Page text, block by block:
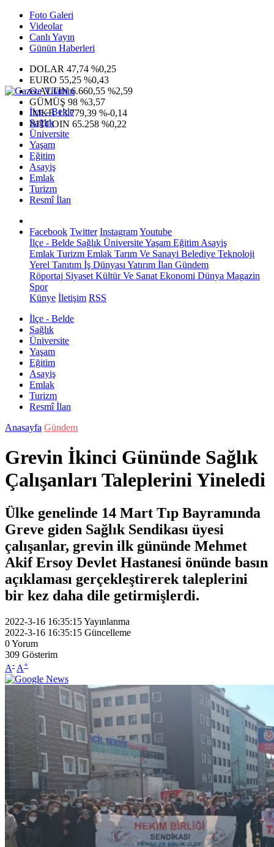
Foto Galeri
Videolar
Canlı Yayın
Günün Haberleri
DOLAR 47,74 %0,25
EURO 55,25 %0,43
G.ALTIN6.660,55 %2,59
GÜMÜŞ 98 %3,57
IMKB13.779,39 %-0,14
BITCOIN 65.258 %0,22
İlçe - Belde
Sağlık
Üniversite
Yaşam
Eğitim
Asayiş
Emlak
Turizm
Resmî İlan
Facebook Twitter InstagramYoutube
İlçe - Belde Sağlık ÜniversiteYaşam Eğitim Asayiş
Emlak Turizm Emlak Tarım Ve Sanayi Belediye Teknoloji
Yerel Tanıtım İş Dünyası Yatırım İlan Gündem
Röportaj Siyaset Kültür Ve Sanat Ekonomi Dünya Magazin
Spor
Künye İletişim RSS
İlçe - Belde
Sağlık
Üniversite
Yaşam
Eğitim
Asayiş
Emlak
Turizm
Resmî İlan
Anasayfa Gündem
Grevin İkinci Gününde Sağlık
Çalışanları Taleplerini Yineledi
Ülke genelinde 14 Mart Tıp Bayramında
Greve giden Sağlık Sendikası üyesi
çalışanlar, grevin ilk gününde Mehmet
Akif Ersoy Devlet Hastanesi önünde basın
açıklaması gerçekleştirerek taleplerini
bir kez daha dile getirmişlerdi.
2022-3-16 16:35:15Yayınlanma
2022-3-16 16:35:15 Güncelleme
0Yorum
309 Gösterim
A- A+